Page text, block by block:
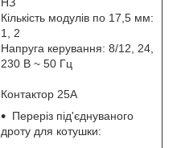
НЗ
Кількість модулів по 17,5 мм:
1, 2
Напруга керування: 8/12, 24,
230 В ~ 50 Гц
Контактор 25А
Переріз під'єднуваного
дроту для котушки: